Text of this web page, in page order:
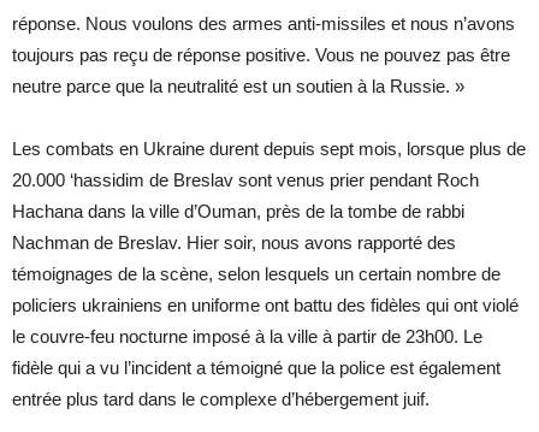
réponse. Nous voulons des armes anti-missiles et nous n’avons
toujours pas reçu de réponse positive. Vous ne pouvez pas être
neutre parce que la neutralité est un soutien à la Russie. »
Les combats en Ukraine durent depuis sept mois, lorsque plus de
20.000 ‘hassidim de Breslav sont venus prier pendant Roch
Hachana dans la ville d’Ouman, près de la tombe de rabbi
Nachman de Breslav. Hier soir, nous avons rapporté des
témoignages de la scène, selon lesquels un certain nombre de
policiers ukrainiens en uniforme ont battu des fidèles qui ont violé
le couvre-feu nocturne imposé à la ville à partir de 23h00. Le
fidèle qui a vu l’incident a témoigné que la police est également
entrée plus tard dans le complexe d’hébergement juif.